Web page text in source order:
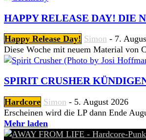
HAPPY RELEASE DAY! DIE
Happy Release Day! Simon - 7.
Diese Woche mit neuem Material von
SPIRIT CRUSHER
Hardcore Simon - 5. August 2026
Erscheinen wird die LP dann Ende
Mehr laden